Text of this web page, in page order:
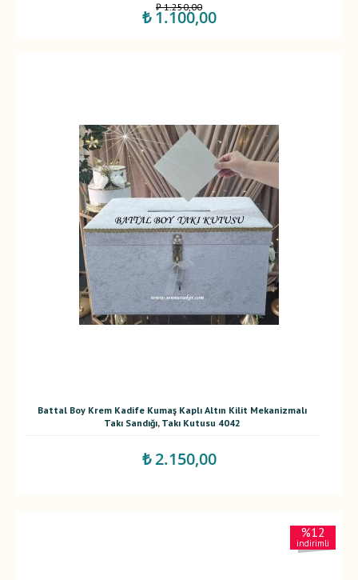
₺ 1.250,00
₺ 1.100,00
Battal Boy Krem Kadife Kumaş Kaplı Altın Kilit Mekanizmalı
Takı Sandığı, Takı Kutusu 4042
₺ 2.150,00
%12
indirimli